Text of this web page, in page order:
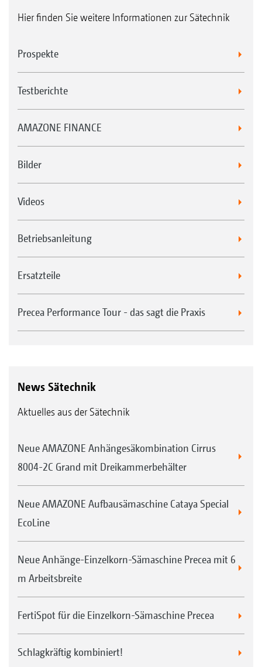
Hier finden Sie weitere Informationen zur Sätechnik
Prospekte
Testberichte
AMAZONE FINANCE
Bilder
Videos
Betriebsanleitung
Ersatzteile
Precea Performance Tour - das sagt die Praxis
News Sätechnik
Aktuelles aus der Sätechnik
Neue AMAZONE Anhängesäkombination Cirrus
8004-2C Grand mit Dreikammerbehälter
Neue AMAZONE Aufbausämaschine Cataya Special
EcoLine
Neue Anhänge-Einzelkorn-Sämaschine Precea mit 6
m Arbeitsbreite
FertiSpot für die Einzelkorn-Sämaschine Precea
Schlagkräftig kombiniert!